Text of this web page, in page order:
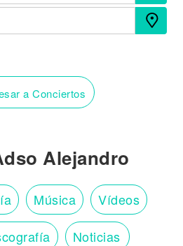
a Conciertos
Alejandro
Música Vídeos
Noticias